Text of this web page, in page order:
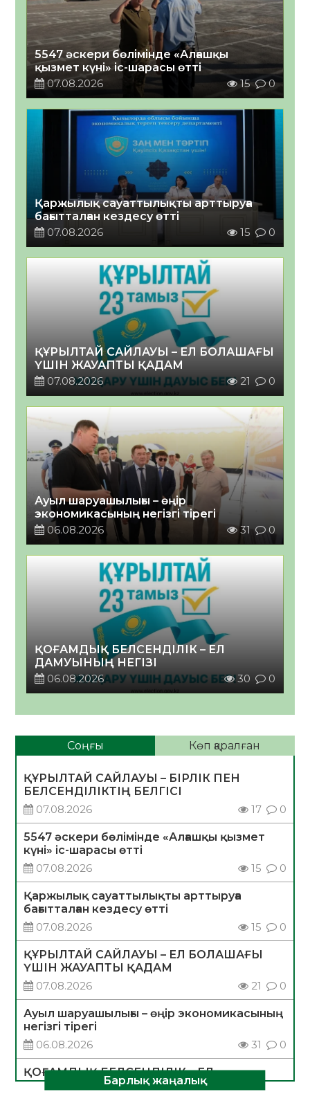
5547 әскери бөлімінде «Алғашқы
қызмет күні» іс-шарасы өтті
07.08.2026
15 0
Қаржылық сауаттылықты арттыруға
бағытталған кездесу өтті
07.08.2026
15 0
ҚҰРЫЛТАЙ САЙЛАУЫ – ЕЛ БОЛАШАҒЫ
ҮШІН ЖАУАПТЫ ҚАДАМ
07.08.2026
21 0
Ауыл шаруашылығы – өңір
экономикасының негізгі тірегі
06.08.2026
31 0
ҚОҒАМДЫҚ БЕЛСЕНДІЛІК – ЕЛ
ДАМУЫНЫҢ НЕГІЗІ
06.08.2026
30 0
Соңғы Көп қаралған
ҚҰРЫЛТАЙ САЙЛАУЫ – БІРЛІК ПЕН
БЕЛСЕНДІЛІКТІҢ БЕЛГІСІ
07.08.2026
17 0
5547 әскери бөлімінде «Алғашқы қызмет
күні» іс-шарасы өтті
07.08.2026
15 0
Қаржылық сауаттылықты арттыруға
бағытталған кездесу өтті
07.08.2026
15 0
ҚҰРЫЛТАЙ САЙЛАУЫ – ЕЛ БОЛАШАҒЫ
ҮШІН ЖАУАПТЫ ҚАДАМ
07.08.2026
21 0
Ауыл шаруашылығы – өңір экономикасының
негізгі тірегі
06.08.2026
31 0
ҚОҒАМДЫҚ БЕЛСЕНДІЛІК – ЕЛ
ДАМУЫНЫҢ НЕГІЗІБарлық жаңалық